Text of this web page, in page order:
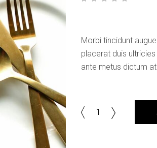
Morbi tincidunt
placerat duis
ante metus dictum
Quantity